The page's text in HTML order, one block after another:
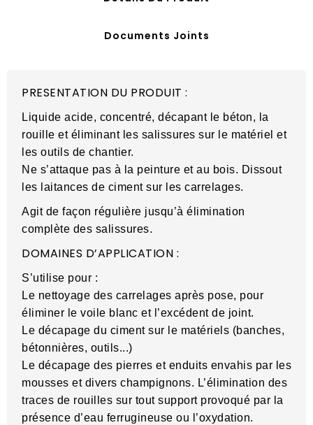
Documents Joints
PRESENTATION DU PRODUIT :
Liquide acide, concentré, décapant le béton, la
rouille et éliminant les salissures sur le matériel et
les outils de chantier.
Ne s’attaque pas à la peinture et au bois. Dissout
les laitances de ciment sur les carrelages.
Agit de façon régulière jusqu’à élimination
complète des salissures.
DOMAINES D’APPLICATION :
S’utilise pour :
Le nettoyage des carrelages après pose, pour
éliminer le voile blanc et l’excédent de joint.
Le décapage du ciment sur le matériels (banches,
bétonnières, outils...)
Le décapage des pierres et enduits envahis par les
mousses et divers champignons. L’élimination des
traces de rouilles sur tout support provoqué par la
présence d’eau ferrugineuse ou l’oxydation.